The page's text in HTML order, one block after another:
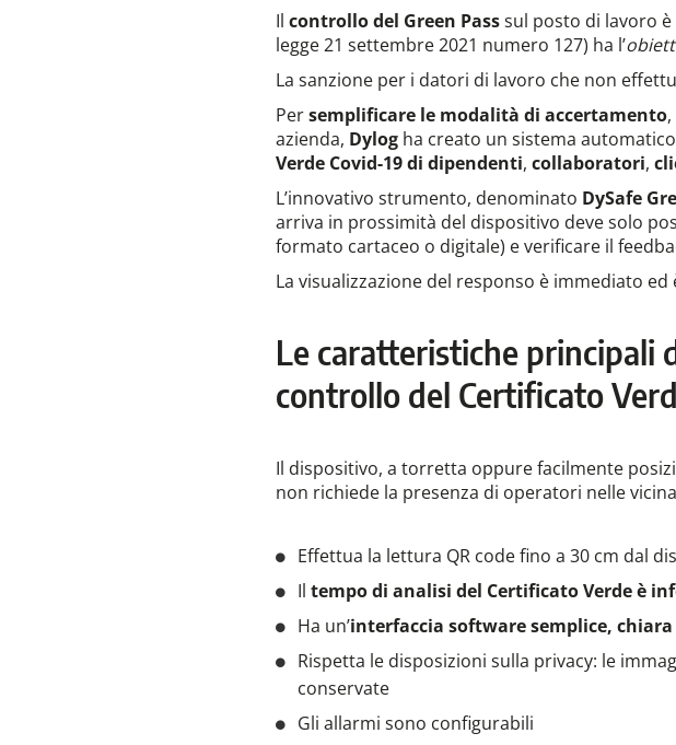
Ilcontrollo del Green Passsul posto di lavoro
legge 21 settembre 2021 numero 127) ha l’
La sanzione per i datori di lavoro che non
Persemplificare le modalità di accertamento
azienda, Dylog ha creato un sistema
Verde Covid-19 di dipendenti,collaboratori,
L’innovativo strumento, denominato DySafe
arriva in prossimità del dispositivo deve solo
formato cartaceo o digitale) e verificare il
La visualizzazione del responso è immediato ed
Le caratteristiche principali
controllo del Certificato
Il dispositivo, a torretta oppure facilmente
non richiede la presenza di operatori nelle
Effettua la lettura QR code fino a 30 cm dal
Iltempo di analisi del Certificato Verde è
Ha un’interfaccia software semplice,
Rispetta le disposizioni sulla privacy: le
conservate
Gli allarmi sono configurabili